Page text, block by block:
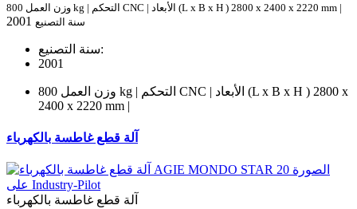
وزن العمل 800 kg | التحكم CNC | الأبعاد (L x B x H ) 2800 x 2400 x 2220 mm |
سنة التصنيع
سنة التصنيع:
2001
وزن العمل 800 kg | التحكم CNC | الأبعاد (L x B x H ) 2800 x
2400 x 2220 mm |
آلة قطع غاطسة بالكهرباء
آلة قطع غاطسة بالكهرباء